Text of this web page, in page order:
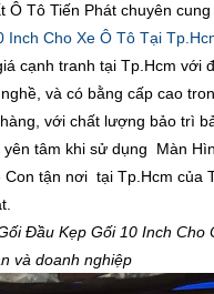
Ô Tô Tiến Phát chuyên
Inch Cho Xe Ô Tô Tại
cạnh tranh tại Tp.Hcm với
và có bằng cấp cao
với chất lượng bảo trì
yên tâm khi sử dụng Màn
Con tận nơi tại Tp.Hcm của
Đầu Kẹp Gối 10 Inch Cho
và doanh nghiệp